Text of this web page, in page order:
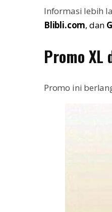
Informasi lebih
Blibli.com, dan
Promo XL
Promo ini